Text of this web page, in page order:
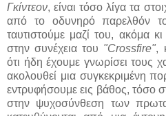
Γκίντεον, είναι τόσο λίγα τα
από το οδυνηρό παρελθόν
ταυτιστούμε μαζί του, ακόμα
στην συνέχεια του "Crossfire",
ότι ήδη έχουμε γνωρίσει τους
ακολουθεί μια συγκεκριμένη
εντρυφήσουμε εις βάθος, τόσο
στην ψυχοσύνθεση των